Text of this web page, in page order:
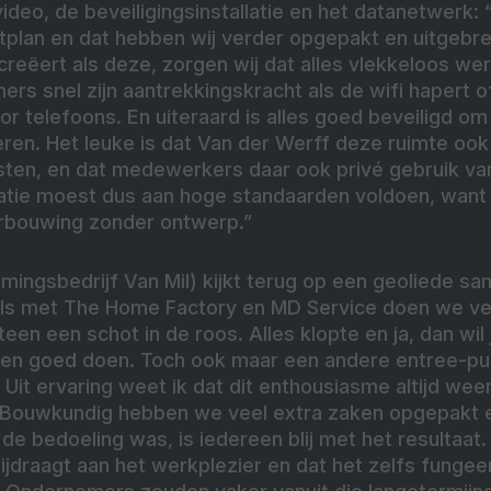
de beveiligingsinstallatie en het datanetwerk:
en dat hebben wij verder opgepakt en
als deze, zorgen wij dat alles vlekkeloos
snel zijn aantrekkingskracht als de wifi hapert
telefoons. En uiteraard is alles goed beveiligd
Het leuke is dat Van der Werff deze ruimte
en dat medewerkers daar ook privé gebruik
moest dus aan hoge standaarden voldoen,
zonder ontwerp.”
Van Mil) kijkt terug op een geoliede
met The Home Factory en MD Service doen we
een schot in de roos. Alles klopte en ja, dan wil
goed doen. Toch ook maar een andere entree-
ervaring weet ik dat dit enthousiasme altijd
hebben we veel extra zaken opgepakt
bedoeling was, is iedereen blij met het
aan het werkplezier en dat het zelfs